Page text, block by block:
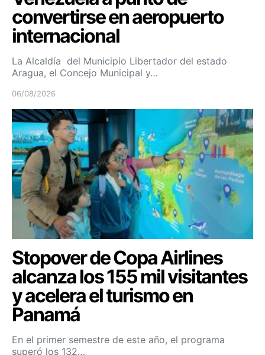
convertirse en aeropuerto
internacional
La Alcaldía del Municipio Libertador del estado
Aragua, el Concejo Municipal y…
06/08/2026
Stopover de Copa Airlines
alcanza los 155 mil visitantes
y acelera el turismo en
Panamá
En el primer semestre de este año, el programa
superó los 132…